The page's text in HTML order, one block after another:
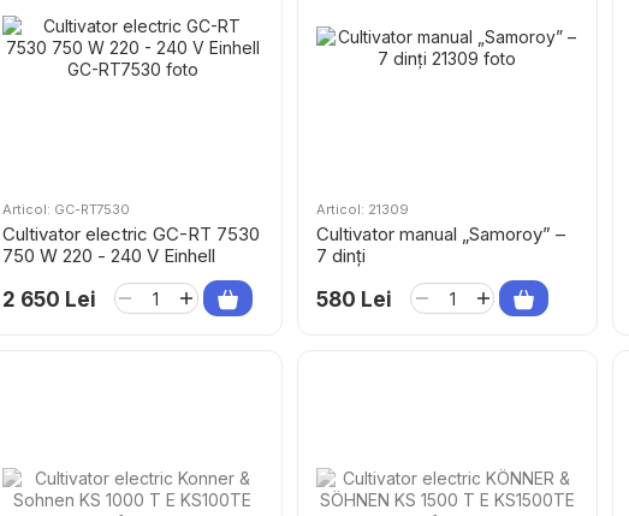
Articol: GC-RT7530
Cultivator electric GC-RT 7530
750 W 220 - 240 V Einhell
2 650 Lei
Articol: 21309
Cultivator manual „Samoroy” –
7 dinți
580 Lei